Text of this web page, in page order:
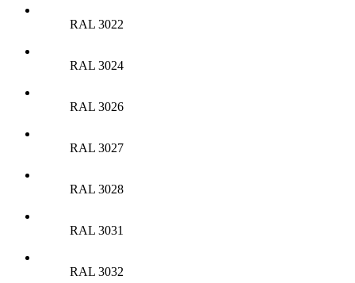
RAL 3022
RAL 3024
RAL 3026
RAL 3027
RAL 3028
RAL 3031
RAL 3032